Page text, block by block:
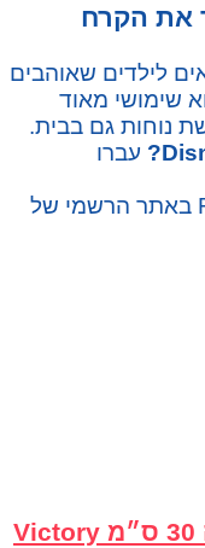
את הקרח
לילדים שאוהבים
שימושי מאוד
נוחות גם בבית.
עברו
דמות פורטנייט Fusion בגובה 30 ס״מ Victory